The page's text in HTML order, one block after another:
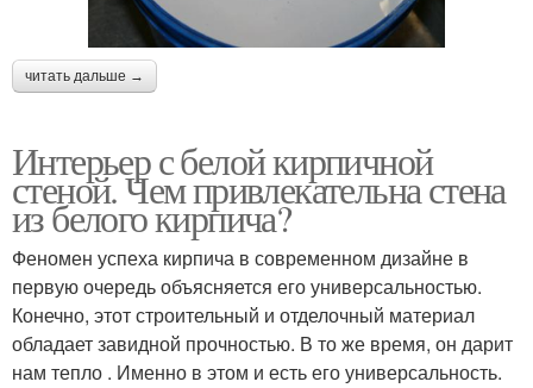
читать дальше →
Интерьер с белой кирпичной
стеной. Чем привлекательна стена
из белого кирпича?
Феномен успеха кирпича в современном дизайне в
первую очередь объясняется его универсальностью.
Конечно, этот строительный и отделочный материал
обладает завидной прочностью. В то же время, он дарит
нам тепло . Именно в этом и есть его универсальность.